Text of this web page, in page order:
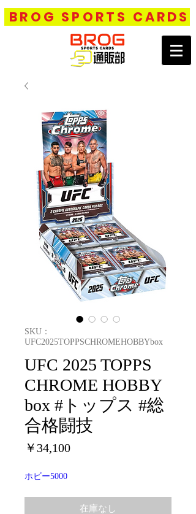
BROG SPORTS CARDS
SKU：
UFC2025TOPPSCHROMEHOBBYbox
UFC 2025 TOPPS
CHROME HOBBY
box #トップス #総
合格闘技
￥34,100価
ホビー5000
在庫なし